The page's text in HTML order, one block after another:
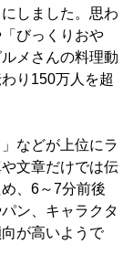
しました。思わ
びっくりおや
メさんの料理動
り150万人を超
などが上位にラ
文章だけでは伝
、6～7分前後
ン、キャラクタ
が高いようで